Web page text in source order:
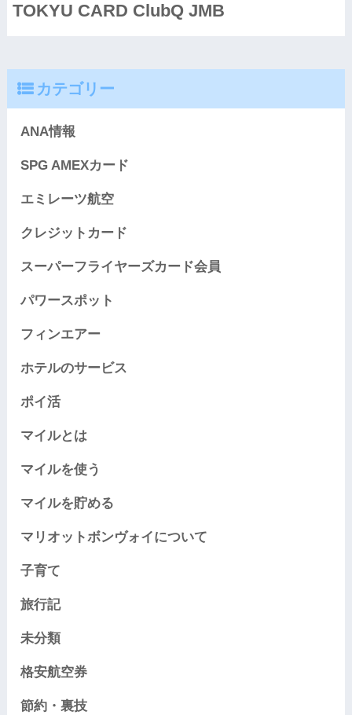
TOKYU CARD ClubQ JMB
カテゴリー
ANA情報
SPG AMEXカード
エミレーツ航空
クレジットカード
スーパーフライヤーズカード会員
パワースポット
フィンエアー
ホテルのサービス
ポイ活
マイルとは
マイルを使う
マイルを貯める
マリオットボンヴォイについて
子育て
旅行記
未分類
格安航空券
節約・裏技